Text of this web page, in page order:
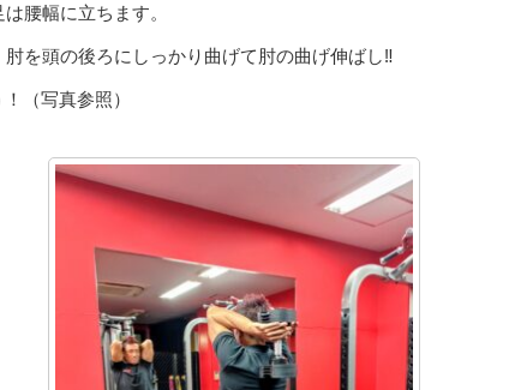
腰幅に立ちます。
肘を頭の後ろにしっかり曲げて肘の曲げ伸ばし‼️
（写真参照）